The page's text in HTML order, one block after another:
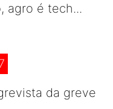
agro é tech...
da greve